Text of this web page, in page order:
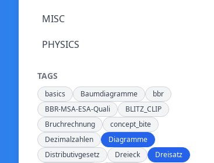
MISC
PHYSICS
TAGS
basics Baumdiagramme
bbr
BBR-MSA-ESA-Quali
BLITZ_CLIP
Bruchrechnung
concept_bite
Dezimalzahlen
Diagramme
Distributivgesetz
Dreieck
Dreisatz